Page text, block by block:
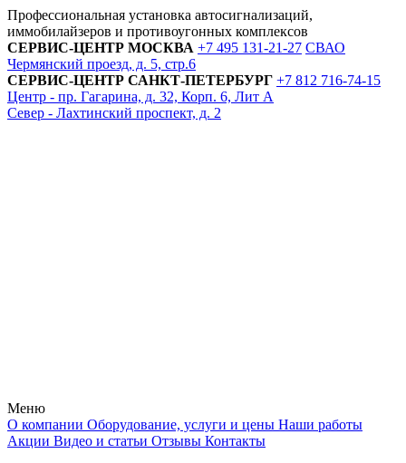
Профессиональная установка автосигнализаций,
иммобилайзеров и противоугонных комплексов
СЕРВИС-ЦЕНТР МОСКВА +7 495 131-21-27 СВАО
Чермянский проезд, д. 5, стр.6
СЕРВИС-ЦЕНТР САНКТ-ПЕТЕРБУРГ +7 812 716-74-15
Центр - пр. Гагарина, д. 32, Корп. 6, Лит А
Север - Лахтинский проспект, д. 2
Меню
О компании Оборудование, услуги и цены Наши работы
Акции Видео и статьи Отзывы Контакты